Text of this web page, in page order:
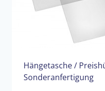
Hängetasche /
Sonderanfertigung